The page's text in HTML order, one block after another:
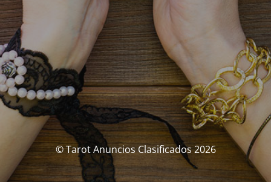
© Tarot Anuncios Clasificados 2026